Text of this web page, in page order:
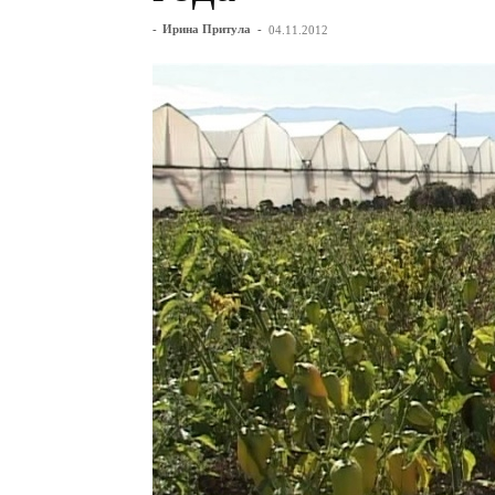
- Ирина Притула - 04.11.2012